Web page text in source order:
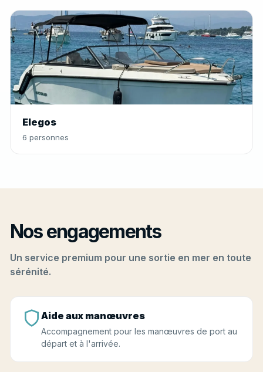
Elegos
6 personnes
Nos engagements
Un service premium pour une sortie en mer en toute
sérénité.
Aide aux manœuvres
Accompagnement pour les manœuvres de port au
départ et à l'arrivée.